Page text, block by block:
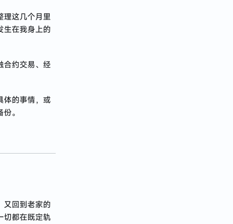
理这几个月里
在我身上的
约交易、经
体的事情，或
。
又回到老家的
切都在既定轨